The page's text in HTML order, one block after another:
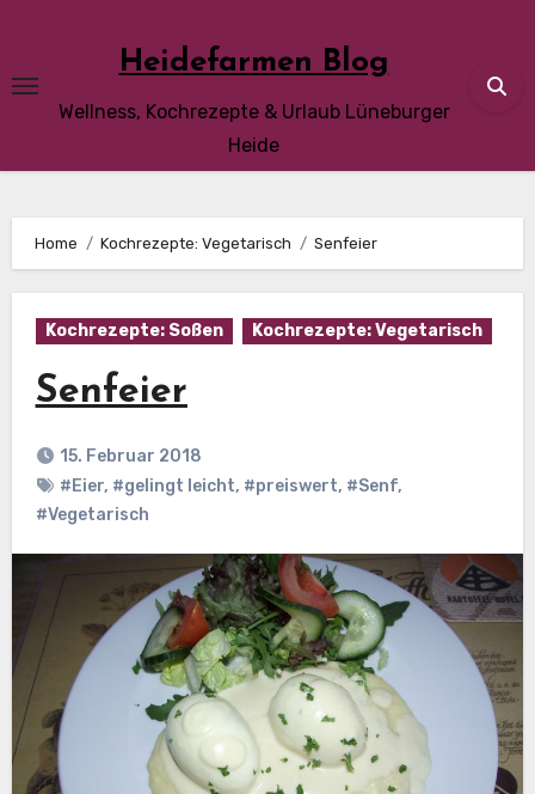
content
Heidefarmen Blog
Wellness, Kochrezepte & Urlaub Lüneburger
Heide
Home Kochrezepte: Vegetarisch Senfeier
Kochrezepte: Soßen Kochrezepte: Vegetarisch
Senfeier
15. Februar 2018
#Eier, #gelingt leicht, #preiswert, #Senf,
#Vegetarisch